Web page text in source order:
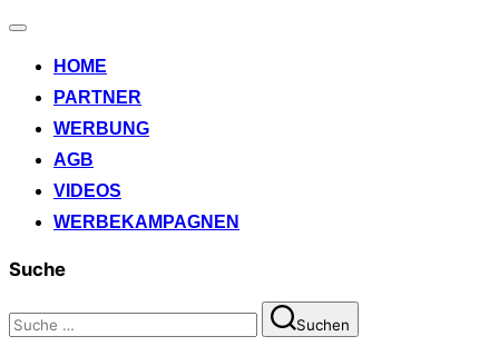
Navigation
HOME
PARTNER
WERBUNG
AGB
VIDEOS
WERBEKAMPAGNEN
Suche
Suchen
nach:
Suchen